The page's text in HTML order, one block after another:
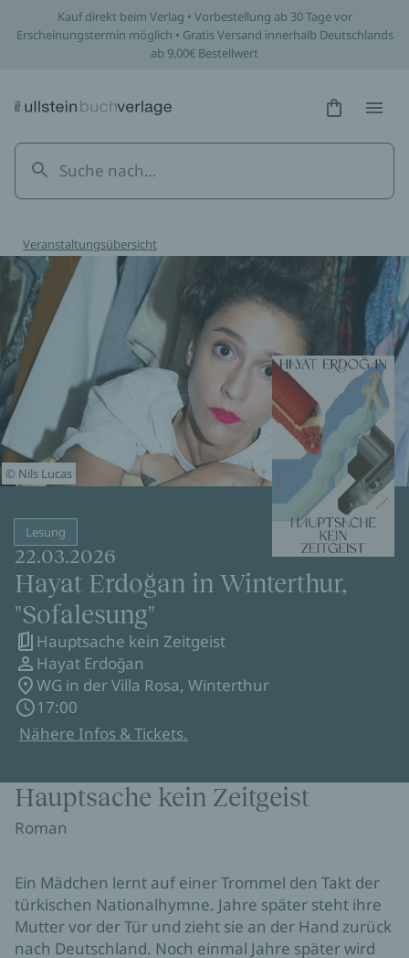
Kauf direkt beim Verlag • Vorbestellung ab 30 Tage vor
Erscheinungstermin möglich • Gratis Versand innerhalb Deutschlands
ab 9,00€ Bestellwert
Hidden
Veranstaltungsübersicht
© Nils Lucas
Lesung
22.03.2026
Hayat Erdoğan in Winterthur,
"Sofalesung"
Hauptsache kein Zeitgeist
Hayat Erdoğan
WG in der Villa Rosa, Winterthur
17:00
Nähere Infos & Tickets.
Hauptsache kein Zeitgeist
Roman
Ein Mädchen lernt auf einer Trommel den Takt der
türkischen Nationalhymne. Jahre später steht ihre
Mutter vor der Tür und zieht sie an der Hand zurück
nach Deutschland. Noch einmal Jahre später wird